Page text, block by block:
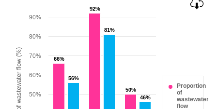
Bar chart with 2 data series.
The chart has 1 X axis displaying categories.
The chart has 1 Y axis displaying Proportion of
66%
66%
92%
92%
50%
50%
56%
56%
81%
81%
46%
46%
50%
60%
70%
80%
90%
Proportion
of
wastewater
flow